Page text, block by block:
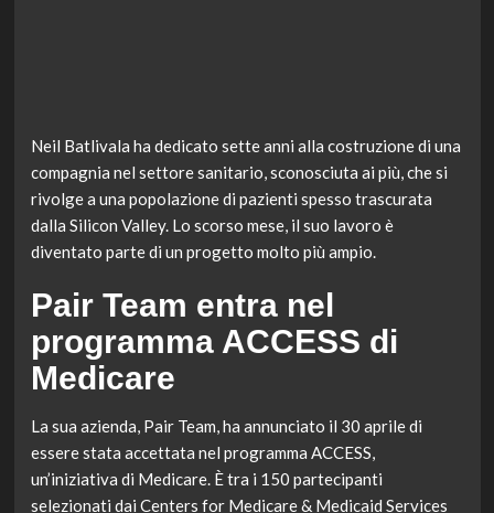
Neil Batlivala ha dedicato sette anni alla costruzione di una
compagnia nel settore sanitario, sconosciuta ai più, che si
rivolge a una popolazione di pazienti spesso trascurata
dalla Silicon Valley. Lo scorso mese, il suo lavoro è
diventato parte di un progetto molto più ampio.
Pair Team entra nel
programma ACCESS di
Medicare
La sua azienda, Pair Team, ha annunciato il 30 aprile di
essere stata accettata nel programma ACCESS,
un’iniziativa di Medicare. È tra i 150 partecipanti
selezionati dai Centers for Medicare & Medicaid Services